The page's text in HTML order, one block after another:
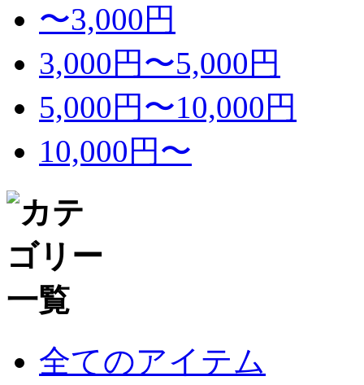
〜3,000円
3,000円〜5,000円
5,000円〜10,000円
10,000円〜
全てのアイテム